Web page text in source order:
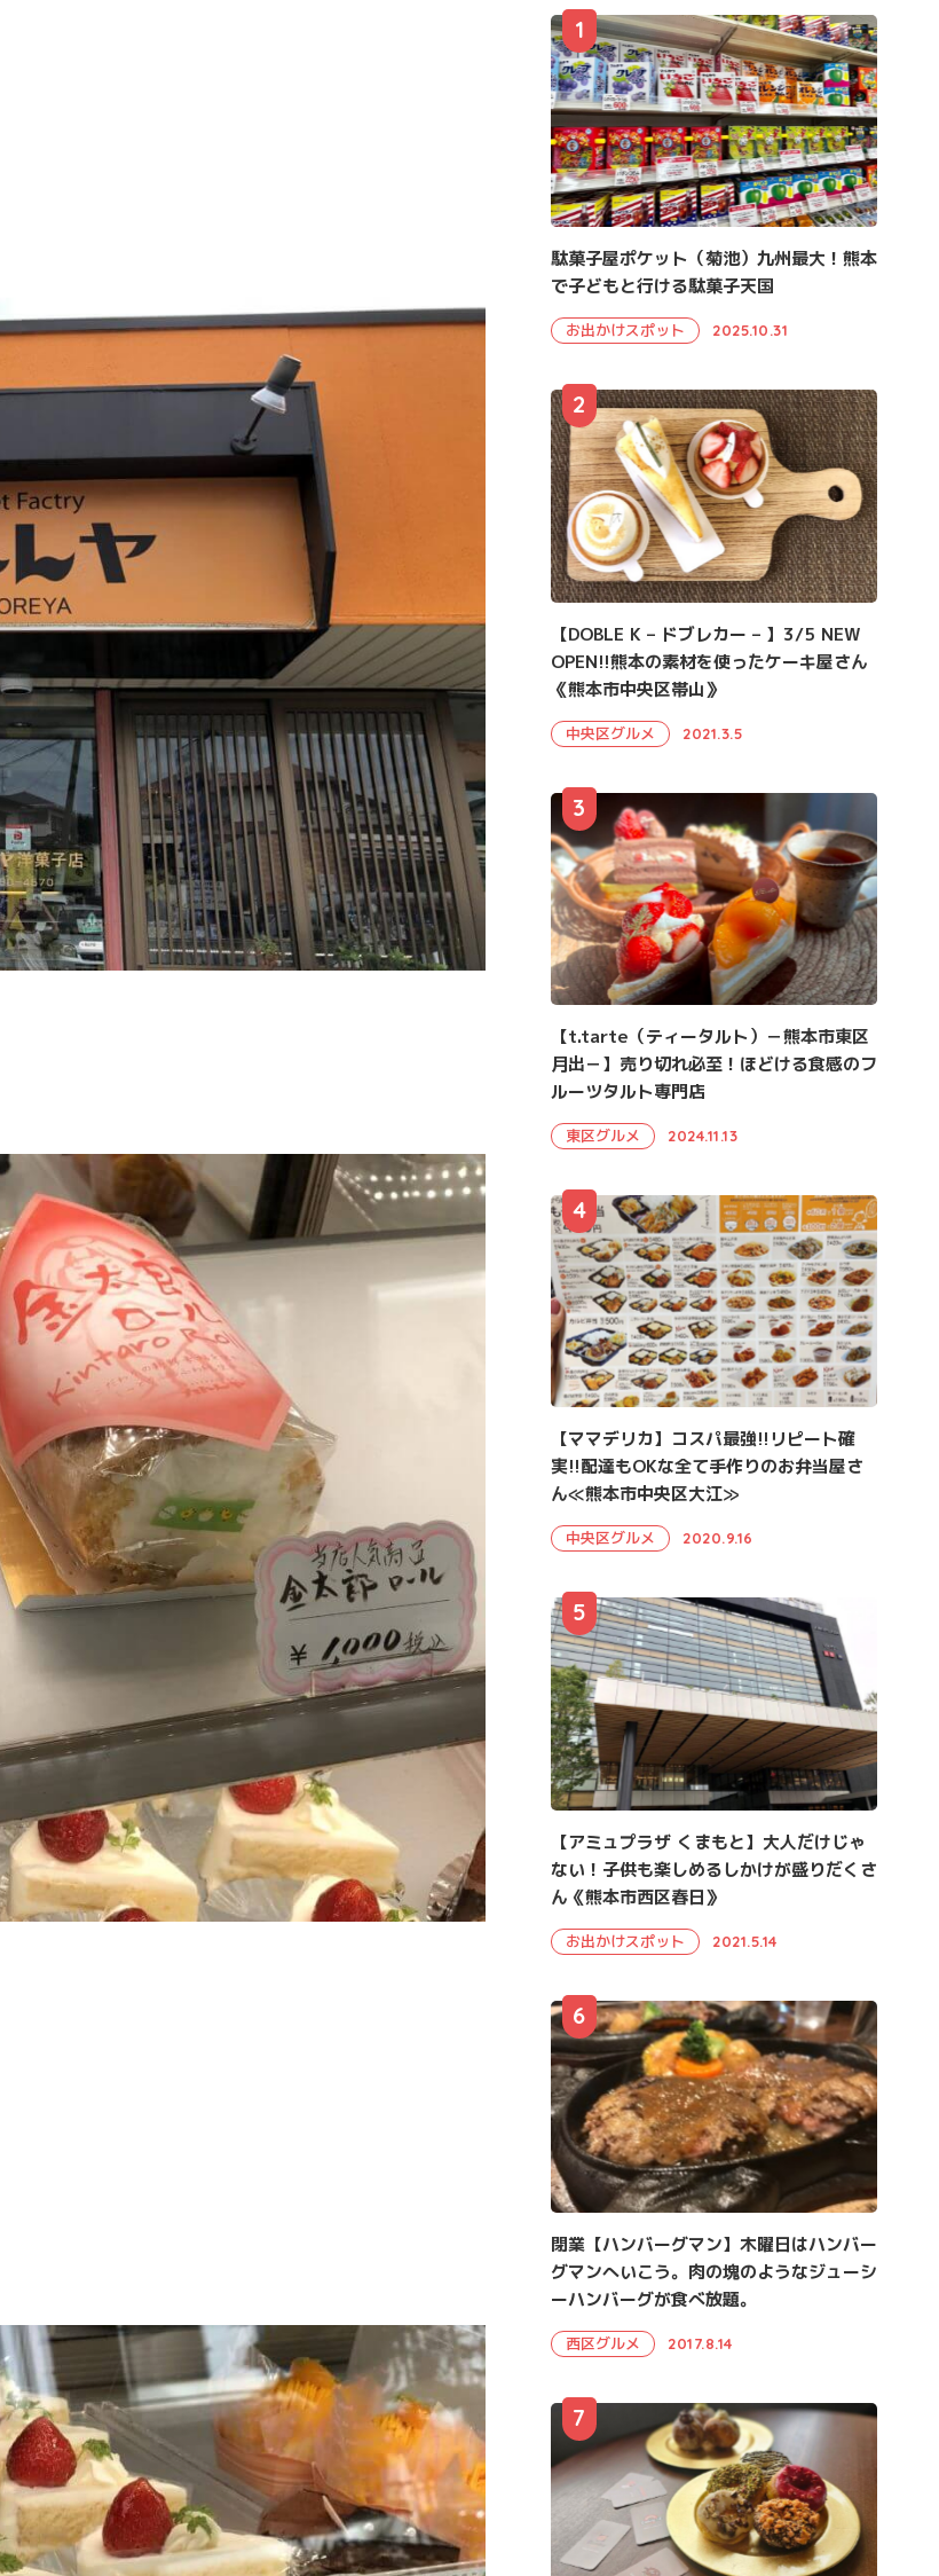
駄菓子屋ポケット（菊池）九州最大！熊本
で子どもと行ける駄菓子天国
お出かけスポット 2025.10.31
1
【DOBLE K – ドブレカー – 】3/5 NEW
OPEN!!熊本の素材を使ったケーキ屋さん
《熊本市中央区帯山》
中央区グルメ 2021.3.5
2
【t.tarte（ティータルト）－熊本市東区
月出－】売り切れ必至！ほどける食感のフ
ルーツタルト専門店
東区グルメ 2024.11.13
3
【ママデリカ】コスパ最強!!リピート確
実!!配達もOKな全て手作りのお弁当屋さ
ん≪熊本市中央区大江≫
中央区グルメ 2020.9.16
4
【アミュプラザ くまもと】大人だけじゃ
ない！子供も楽しめるしかけが盛りだくさ
ん《熊本市西区春日》
お出かけスポット 2021.5.14
5
閉業【ハンバーグマン】木曜日はハンバー
グマンへいこう。肉の塊のようなジューシ
ーハンバーグが食べ放題。
西区グルメ 2017.8.14
6
7